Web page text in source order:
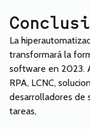
La
transformará la
software en 2023.
RPA, LCNC,
desarrolladores de
tareas,